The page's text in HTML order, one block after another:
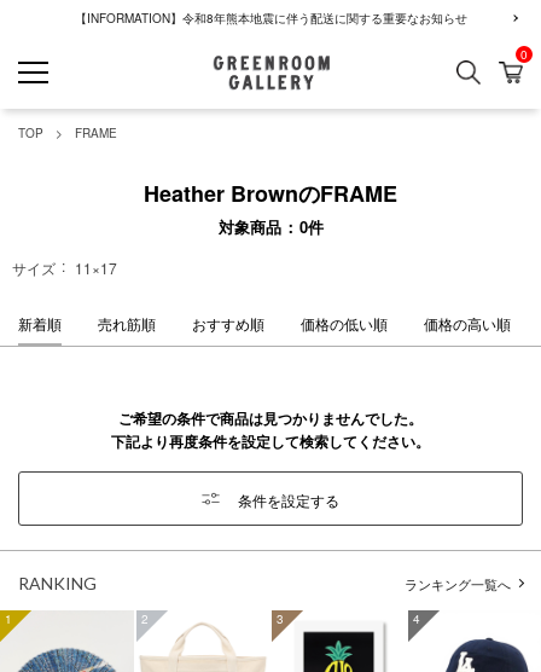
【INFORMATION】令和8年熊本地震に伴う配送に関する重要なお知らせ
検索 カ
0
TOP FRAME
Heather BrownのFRAME
対象商品 0件
サイズ 11×17
新着順 売れ筋順 おすすめ順 価格の低い順 価格の高い順
ご希望の条件で商品は見つかりませんでした。
下記より再度条件を設定して検索してください。
条件を設定する
RANKING ランキング一覧へ
1 2 3 4